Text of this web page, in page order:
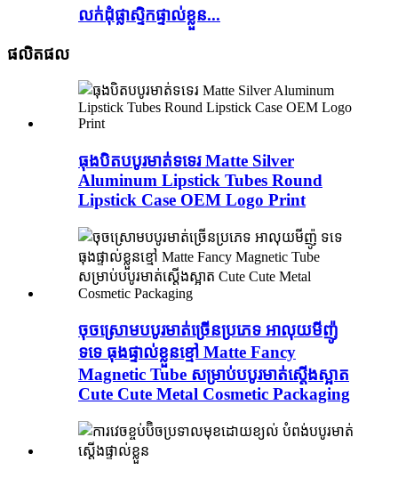
លក់ដុំផ្លាស្ទិកផ្ទាល់ខ្លួន...
ផលិតផល
ធុងបិតបបូរមាត់ទទេរ Matte Silver
Aluminum Lipstick Tubes Round
Lipstick Case OEM Logo Print
ចុចស្រោមបបូរមាត់ច្រើនប្រភេទ អាលុយមីញ៉ូ
ទទេ ធុងផ្ទាល់ខ្លួនខ្មៅ Matte Fancy
Magnetic Tube សម្រាប់បបូរមាត់ស្តើងស្អាត
Cute Cute Metal Cosmetic Packaging